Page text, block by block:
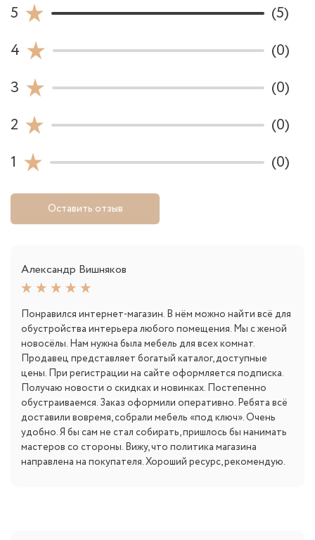
5
(5)
4
(0)
3
(0)
2
(0)
1
(0)
Оставить отзыв
Александр Вишняков
Понравился интернет-магазин. В нём можно найти всё для
обустройства интерьера любого помещения. Мы с женой
новосёлы. Нам нужна была мебель для всех комнат.
Продавец представляет богатый каталог, доступные
цены. При регистрации на сайте оформляется подписка.
Получаю новости о скидках и новинках. Постепенно
обустраиваемся. Заказ оформили оперативно. Ребята всё
доставили вовремя, собрали мебель «под ключ». Очень
удобно. Я бы сам не стал собирать, пришлось бы нанимать
мастеров со стороны. Вижу, что политика магазина
направлена на покупателя. Хороший ресурс, рекомендую.